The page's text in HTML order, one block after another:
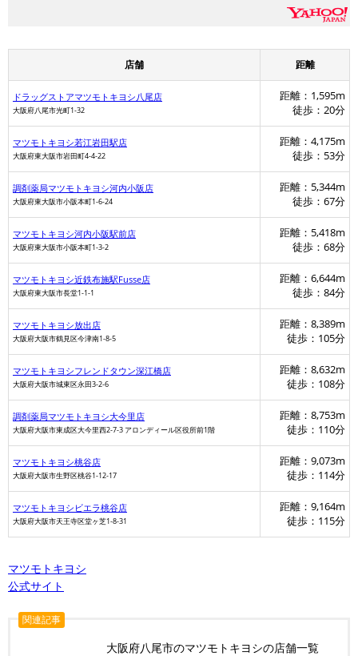
店舗 距離
ドラッグストアマツモトキヨシ八尾店
大阪府八尾市光町1-32
距離：1,595m
徒歩：20分
マツモトキヨシ若江岩田駅店
大阪府東大阪市岩田町4-4-22
距離：4,175m
徒歩：53分
調剤薬局マツモトキヨシ河内小阪店
大阪府東大阪市小阪本町1-6-24
距離：5,344m
徒歩：67分
マツモトキヨシ河内小阪駅前店
大阪府東大阪市小阪本町1-3-2
距離：5,418m
徒歩：68分
マツモトキヨシ近鉄布施駅Fusse店
大阪府東大阪市長堂1-1-1
距離：6,644m
徒歩：84分
マツモトキヨシ放出店
大阪府大阪市鶴見区今津南1-8-5
距離：8,389m
徒歩：105分
マツモトキヨシフレンドタウン深江橋店
大阪府大阪市城東区永田3-2-6
距離：8,632m
徒歩：108分
調剤薬局マツモトキヨシ大今里店
大阪府大阪市東成区大今里西2-7-3 アロンディール区役所前1階
距離：8,753m
徒歩：110分
マツモトキヨシ桃谷店
大阪府大阪市生野区桃谷1-12-17
距離：9,073m
徒歩：114分
マツモトキヨシビエラ桃谷店
大阪府大阪市天王寺区堂ヶ芝1-8-31
距離：9,164m
徒歩：115分
マツモトキヨシ
公式サイト
関連記事
大阪府八尾市のマツモトキヨシの店舗一覧